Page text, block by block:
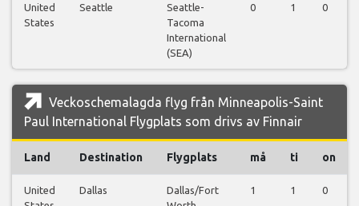
United
States
Seattle
Seattle-
Tacoma
International
(SEA)
0 1 0
Veckoschemalagda flyg från Minneapolis-Saint
Paul International Flygplats som drivs av Finnair
Land Destination Flygplats må ti on
United
Dallas
Dallas/Fort
1 1 0